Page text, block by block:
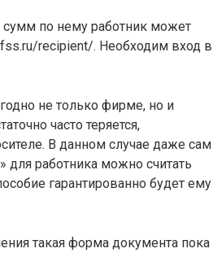
по нему работник может
recipient/. Необходим вход в
не только фирме, но и
часто теряется,
В данном случае даже сам
для работника можно считать
гарантированно будет ему
такая форма документа пока